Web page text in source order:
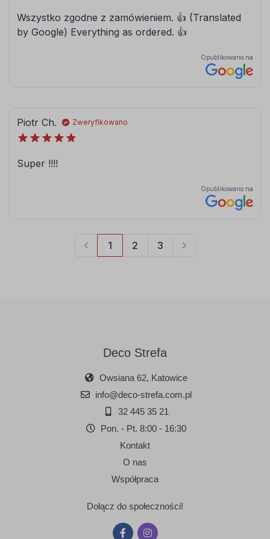
Deco Strefa
Owsiana 62, Katowice
info@deco-strefa.com.pl
32 445 35 21
Pon. - Pt. 8:00 - 16:30
Kontakt
O nas
Współpraca
Dołącz do społeczności!